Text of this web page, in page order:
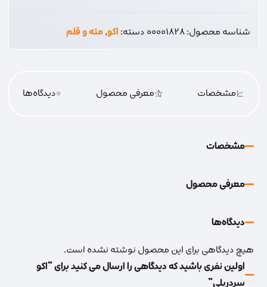
شناسه محصول:00001828دسته:اکو,مته و قلم
مشخصات معرفی محصول 0دیدگاه‌‌ها
مشخصات
معرفی محصول
دیدگاه‌‌ها
هیچ دیدگاهی برای این محصول نوشته نشده است.
اولین نفری باشید که دیدگاهی را ارسال می کنید برای “اکو
سردریلی”